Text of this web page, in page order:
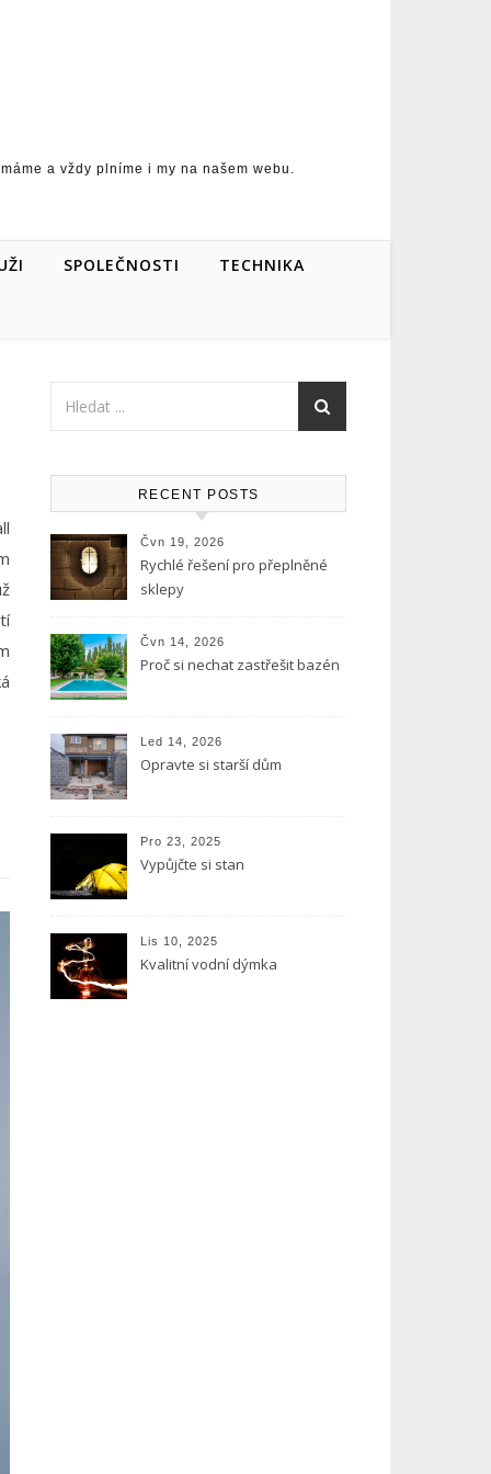
a vždy plníme i my na našem webu.
SPOLEČNOSTI TECHNIKA
RECENT POSTS
Čvn 19, 2026
Rychlé řešení pro přeplněné
sklepy
Čvn 14, 2026
Proč si nechat zastřešit bazén
Led 14, 2026
Opravte si starší dům
Pro 23, 2025
Vypůjčte si stan
Lis 10, 2025
Kvalitní vodní dýmka